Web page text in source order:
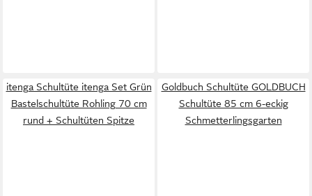
itenga Schultüte itenga Set Grün
Bastelschultüte Rohling 70 cm
rund + Schultüten Spitze
Goldbuch Schultüte GOLDBUCH
Schultüte 85 cm 6-eckig
Schmetterlingsgarten